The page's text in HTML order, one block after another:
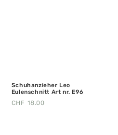
Schuhanzieher Leo
Eulenschnitt Art nr. E96
CHF 18.00